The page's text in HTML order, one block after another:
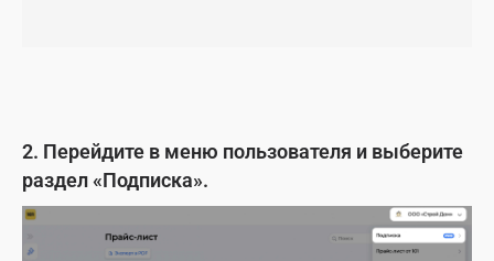
2. Перейдите в меню пользователя и выберите
раздел «Подписка».